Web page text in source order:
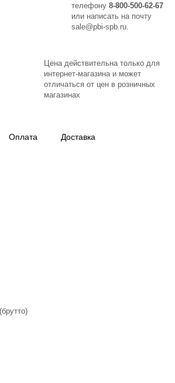
телефону 8-800-500-62-67
или написать на почту
sale@pbi-spb.ru.
Цена действительна только для
интернет-магазина и может
отличаться от цен в розничных
магазинах
Оплата Доставка